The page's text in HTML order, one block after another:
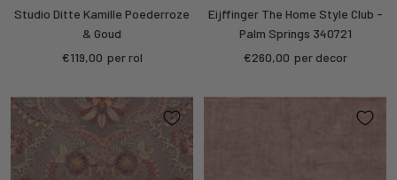
Studio Ditte Kamille Poederroze
& Goud
Sale
€119,00 per rol
Eijffinger The Home Style Club -
Palm Springs 340721
Sale
€260,00 per decor